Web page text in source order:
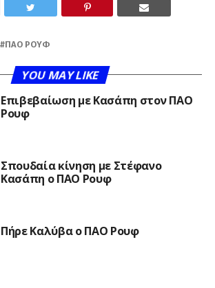
ΠΑΟ ΡΟΥΦ
YOU MAY LIKE
Επιβεβαίωση με Κασάπη στον ΠΑΟ
Ρουφ
Σπουδαία κίνηση με Στέφανο
Κασάπη ο ΠΑΟ Ρουφ
Πήρε Καλύβα ο ΠΑΟ Ρουφ